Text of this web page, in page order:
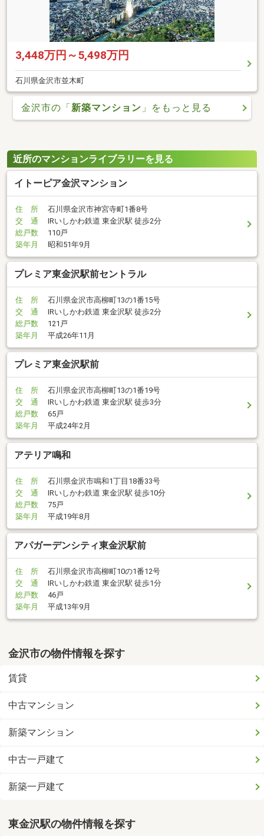
3,448万円～5,498万円
石川県金沢市並木町
金沢市の「 新築マンション 」をもっと見る
近所のマンションライブラリーを見る
イトーピア金沢マンション
住 所
石川県金沢市神宮寺町1番8号
交 通
IRいしかわ鉄道 東金沢駅 徒歩2分
総戸数
110戸
築年月
昭和51年9月
プレミア東金沢駅前セントラル
住 所
石川県金沢市高柳町13の1番15号
交 通
IRいしかわ鉄道 東金沢駅 徒歩2分
総戸数
121戸
築年月
平成26年11月
プレミア東金沢駅前
住 所
石川県金沢市高柳町13の1番19号
交 通
IRいしかわ鉄道 東金沢駅 徒歩3分
総戸数
65戸
築年月
平成24年2月
アテリア鳴和
住 所
石川県金沢市鳴和1丁目18番33号
交 通
IRいしかわ鉄道 東金沢駅 徒歩10分
総戸数
75戸
築年月
平成19年8月
アパガーデンシティ東金沢駅前
住 所
石川県金沢市高柳町10の1番12号
交 通
IRいしかわ鉄道 東金沢駅 徒歩1分
総戸数
46戸
築年月
平成13年9月
金沢市の物件情報を探す
賃貸
中古マンション
新築マンション
中古一戸建て
新築一戸建て
東金沢駅の物件情報を探す